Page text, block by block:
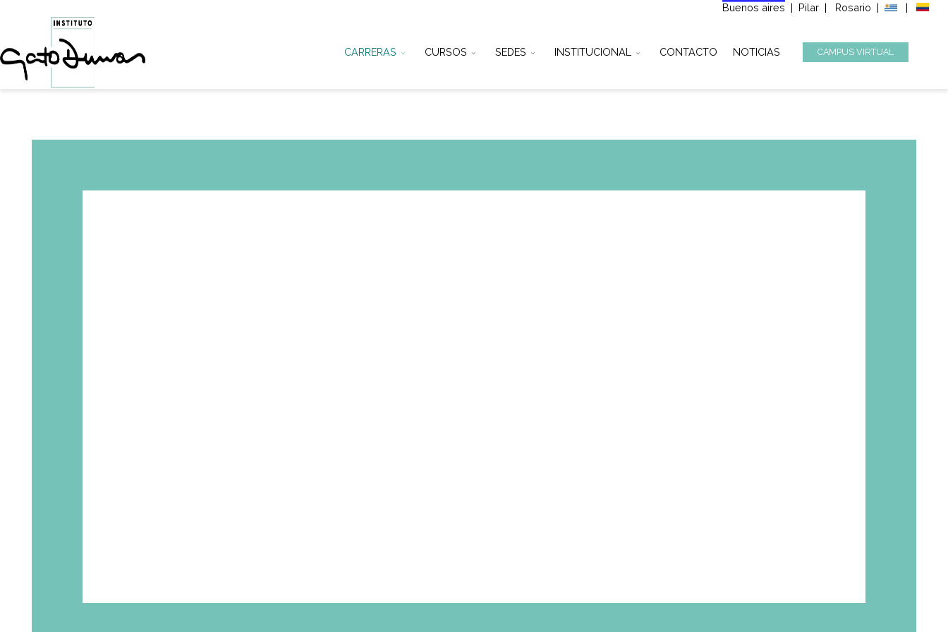
Buenos aires Pilar |
CARRERAS CURSOS SEDES INSTITUCIONAL CONTACTO NOTICIAS